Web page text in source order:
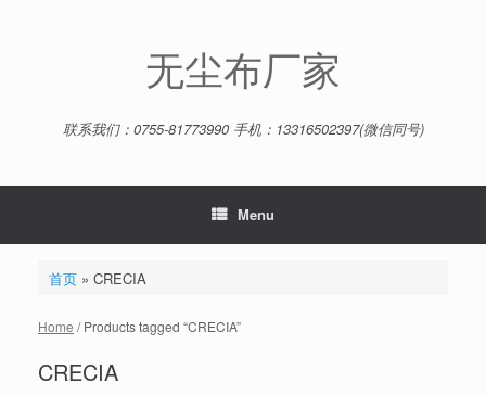
无尘布厂家
联系我们：0755-81773990 手机：13316502397(微信同号)
Menu
首页» CRECIA
Home / Products tagged “CRECIA”
CRECIA